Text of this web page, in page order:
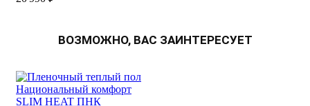
ВОЗМОЖНО, ВАС ЗАИНТЕРЕСУЕТ